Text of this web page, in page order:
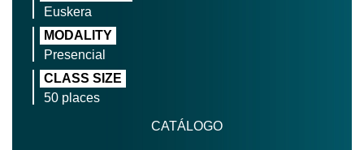
Euskera
MODALITY
Presencial
CLASS SIZE
50 places
CATÁLOGO